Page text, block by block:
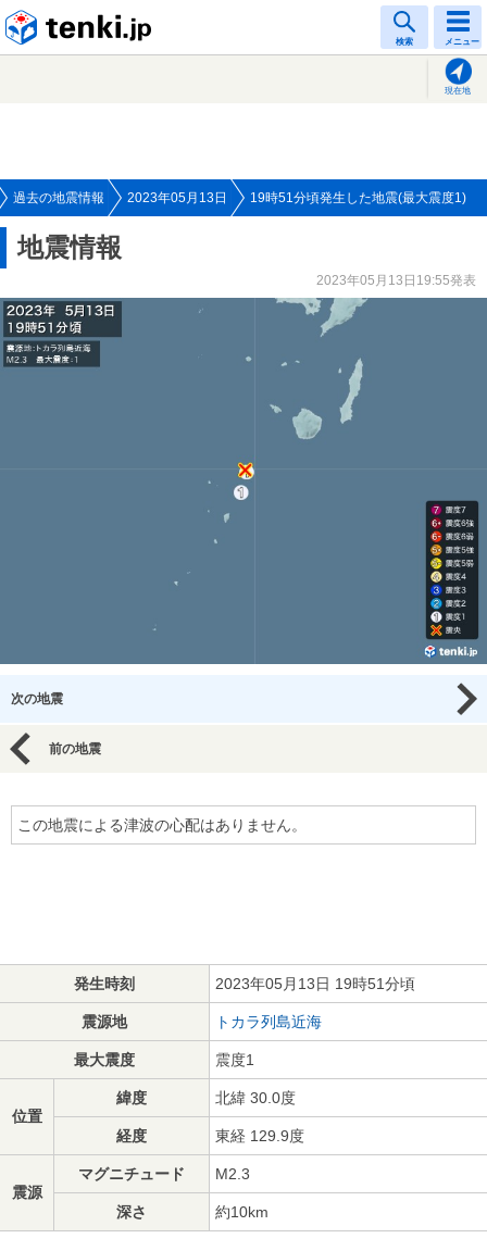
検索 メニュー
現在地
過去の地震情報 2023年05月13日 19時51分頃発生した地震(最大震度1)
地震情報
2023年05月13日19:55発表
次の地震
前の地震
この地震による津波の心配はありません。
発生時刻 2023年05月13日 19時51分頃
震源地 トカラ列島近海
最大震度 震度1
位置
緯度 北緯 30.0度
経度 東経 129.9度
震源
マグニチュード M2.3
深さ 約10km